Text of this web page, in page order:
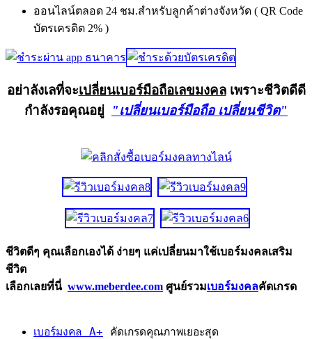
ออนไลน์ตลอด 24 ชม.สำหรับลูกค้าต่างจังหวัด ( QR Code
บัตรเครดิต 2% )
อย่าลังเลที่จะเปลี่ยนเบอร์มือถือเลขมงคลเพราะชีวิตดีดี
กำลังรอคุณอยู่
"เปลี่ยนเบอร์มือถือ เปลี่ยนชีวิต"
ชีวิตดีๆ คุณเลือกเองได้ ง่ายๆ แค่เปลี่ยนมาใช้เบอร์มงคลเสริม
ชีวิต
เลือกเลยที่นี่ www.meberdee.com ศูนย์รวมเบอร์มงคลคัดเกรด
เบอร์มงคล A+ คัดเกรดคุณภาพเยอะสุด